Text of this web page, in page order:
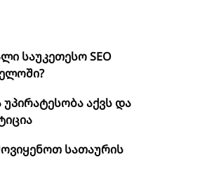
საუკეთესო SEO
აქვს და
სათაურის